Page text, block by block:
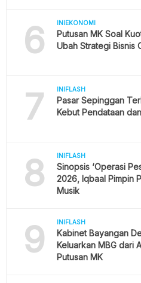
6 INIEKONOMI
Putusan MK Soal
Ubah Strategi Bisnis
7 INIFLASH
Pasar Sepinggan
Kebut Pendataan
8 INIFLASH
Sinopsis ‘Operasi
2026, Iqbaal Pimpin
Musik
9 INIFLASH
Kabinet Bayangan
Keluarkan MBG dari
Putusan MK